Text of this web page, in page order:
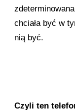
chciała być w
nią być.
Czyli ten